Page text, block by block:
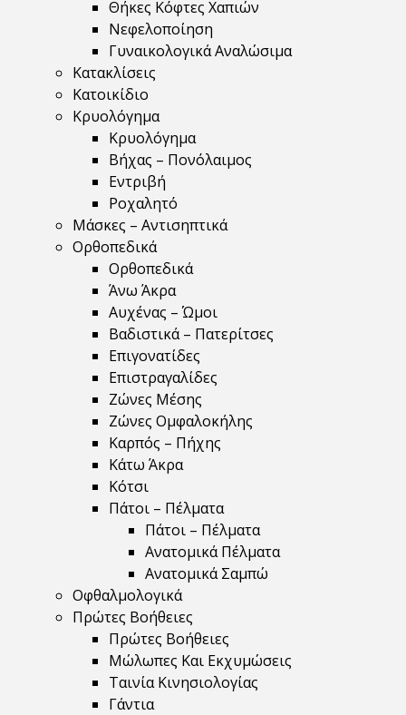
Θήκες Κόφτες Χαπιών
Νεφελοποίηση
Γυναικολογικά Αναλώσιμα
Κατακλίσεις
Κατοικίδιο
Κρυολόγημα
Κρυολόγημα
Βήχας – Πονόλαιμος
Εντριβή
Ροχαλητό
Μάσκες – Αντισηπτικά
Ορθοπεδικά
Ορθοπεδικά
Άνω Άκρα
Αυχένας – Ώμοι
Βαδιστικά – Πατερίτσες
Επιγονατίδες
Επιστραγαλίδες
Ζώνες Μέσης
Ζώνες Ομφαλοκήλης
Καρπός – Πήχης
Κάτω Άκρα
Κότσι
Πάτοι – Πέλματα
Πάτοι – Πέλματα
Ανατομικά Πέλματα
Ανατομικά Σαμπώ
Οφθαλμολογικά
Πρώτες Βοήθειες
Πρώτες Βοήθειες
Μώλωπες Και Εκχυμώσεις
Ταινία Κινησιολογίας
Γάντια